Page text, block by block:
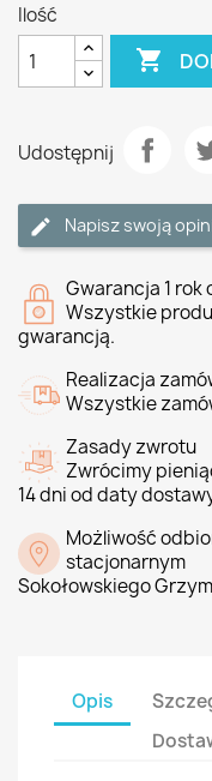
Ilość

Udostępnij
Napisz swoją
Gwarancja 1
Wszystkie
gwarancją.
Realizacja
Wszystkie
Zasady zwrotu
Zwrócimy
14 dni od daty
Możliwość
stacjonarnym
Sokołowskiego
Opis